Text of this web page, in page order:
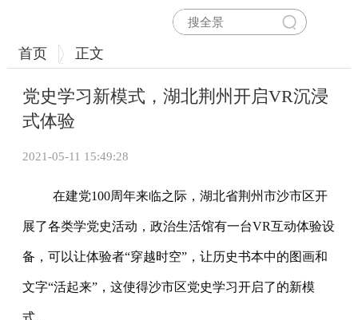
首页 正文
党史学习新模式，湖北荆州开启VR沉浸
式体验
2021-05-11 15:49:28
在建党100周年来临之际，湖北省荆州市沙市区开
展了各类学党史活动，政治生活馆有一台VR互动体验设
备，可以让体验者“穿越时空”，让历史书本中的图画和
文字“活起来”，这使得沙市区党史学习开启了的新模